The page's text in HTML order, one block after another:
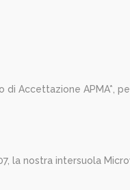
Accettazione APMA*,
la nostra intersuola